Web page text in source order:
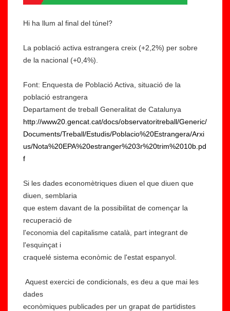
Hi ha llum al final del túnel?
La població activa estrangera creix (+2,2%) per sobre
de la nacional (+0,4%).
Font: Enquesta de Població Activa, situació de la
població estrangera
Departament de treball Generalitat de Catalunya
http://www20.gencat.cat/docs/observatoritreball/Generic/
Documents/Treball/Estudis/Poblacio%20Estrangera/Arxi
us/Nota%20EPA%20estranger%203r%20trim%2010b.pd
f
Si les dades economètriques diuen el que diuen que
diuen, semblaria
que estem davant de la possibilitat de començar la
recuperació de
l'economia del capitalisme català, part integrant de
l'esquinçat i
craquelé sistema econòmic de l'estat espanyol.
Aquest exercici de condicionals, es deu a que mai les
dades
econòmiques publicades per un grapat de partidistes